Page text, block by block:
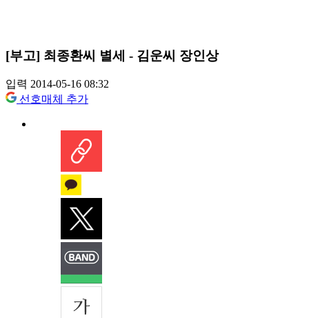
[부고] 최종환씨 별세 - 김운씨 장인상
입력 2014-05-16 08:32
선호매체 추가